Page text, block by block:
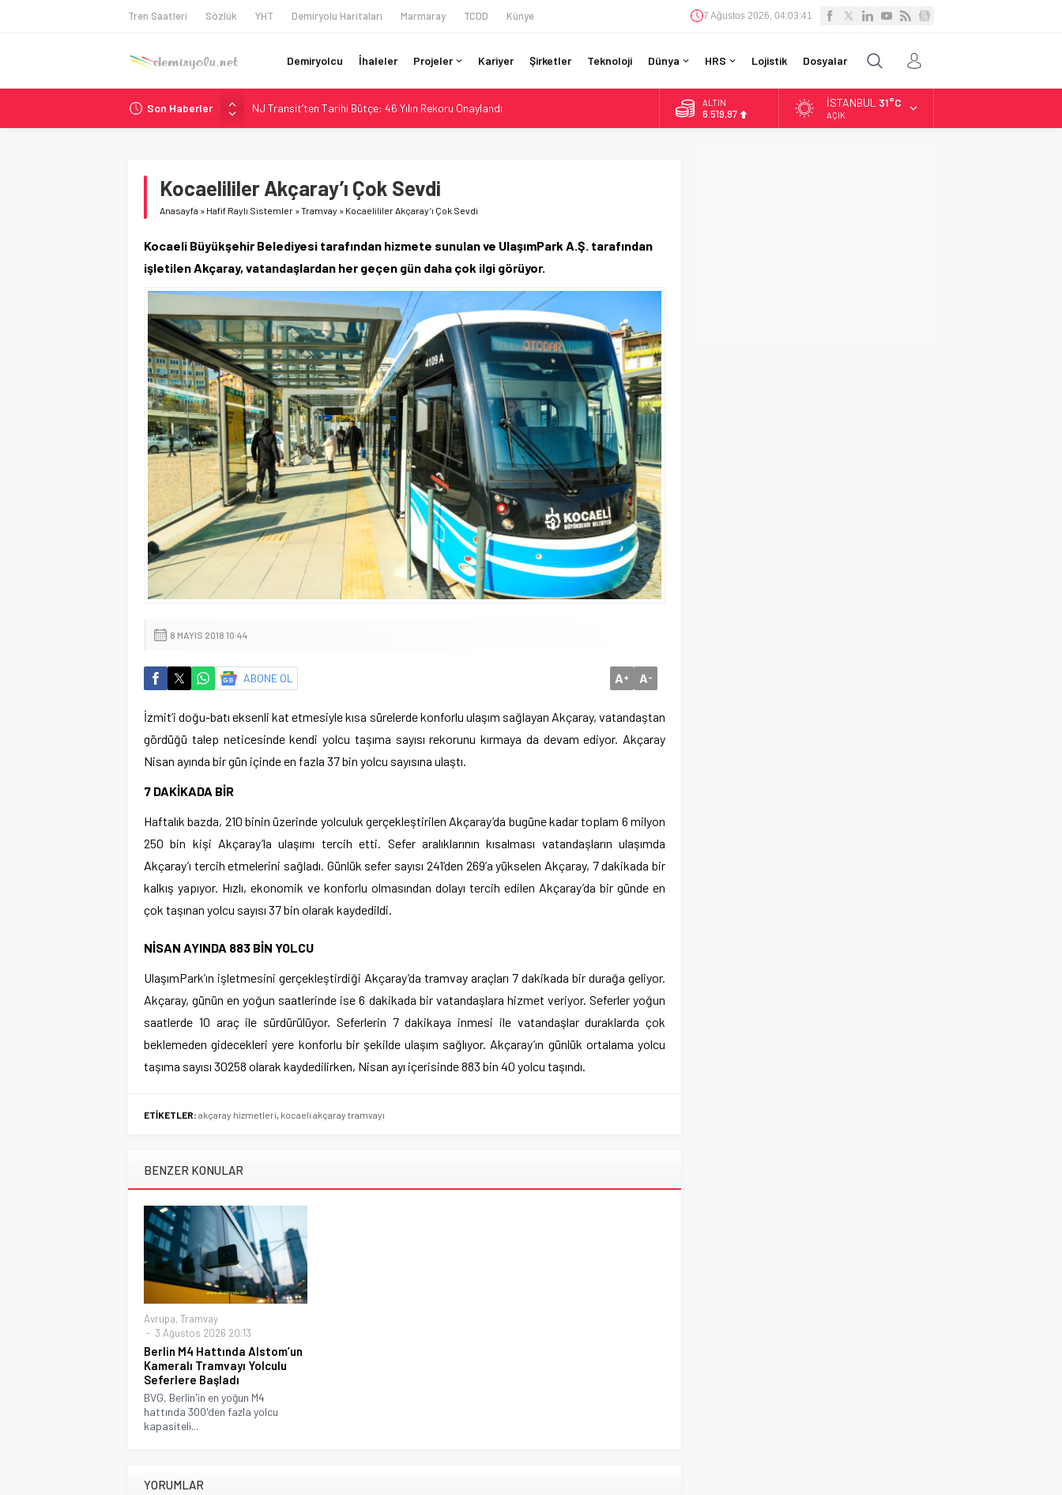
Tren Saatleri Sözlük YHT Demiryolu Haritaları Marmaray TCDD Künye 7 Ağustos 2026, 04:03:42
Demiryolcu İhaleler Projeler Kariyer Şirketler Teknoloji Dünya HRS Lojistik Dosyalar
Son Haberler
NJ Transit’ten Tarihi Bütçe: 46 Yılın Rekoru Onaylandı
Rocky Mountain, Güneş Enerjili Tesisten İlk Rayı Sevk Etti
Long Beach Limanı’na 58 Milyon Dolarlık Yeşil Yatırım Ödülü
Chicago’da Metra Polisi BVLOS Drone’larla Müdahale Süresini Kısalttı
ALTIN
6.519,97
İSTANBUL 31°C
AÇIK
Kocaelililer Akçaray’ı Çok Sevdi
Anasayfa » Hafif Raylı Sistemler »Tramvay » Kocaelililer Akçaray’ı Çok Sevdi
Kocaeli Büyükşehir Belediyesi tarafından hizmete sunulan ve UlaşımPark A.Ş. tarafından
işletilen Akçaray, vatandaşlardan her geçen gün daha çok ilgi görüyor.
8 MAYIS 2018 10:44
ABONE OL A+ A-
İzmit’i doğu-batı eksenli kat etmesiyle kısa sürelerde konforlu ulaşım sağlayan Akçaray, vatandaştan
gördüğü talep neticesinde kendi yolcu taşıma sayısı rekorunu kırmaya da devam ediyor. Akçaray
Nisan ayında bir gün içinde en fazla 37 bin yolcu sayısına ulaştı.
7 DAKİKADA BİR
Haftalık bazda, 210 binin üzerinde yolculuk gerçekleştirilen Akçaray’da bugüne kadar toplam 6 milyon
250 bin kişi Akçaray’la ulaşımı tercih etti. Sefer aralıklarının kısalması vatandaşların ulaşımda
Akçaray’ı tercih etmelerini sağladı. Günlük sefer sayısı 241’den 269’a yükselen Akçaray, 7 dakikada bir
kalkış yapıyor. Hızlı, ekonomik ve konforlu olmasından dolayı tercih edilen Akçaray’da bir günde en
çok taşınan yolcu sayısı 37 bin olarak kaydedildi.
NİSAN AYINDA 883 BİN YOLCU
UlaşımPark’ın işletmesini gerçekleştirdiği Akçaray’da tramvay araçları 7 dakikada bir durağa geliyor.
Akçaray, günün en yoğun saatlerinde ise 6 dakikada bir vatandaşlara hizmet veriyor. Seferler yoğun
saatlerde 10 araç ile sürdürülüyor. Seferlerin 7 dakikaya inmesi ile vatandaşlar duraklarda çok
beklemeden gidecekleri yere konforlu bir şekilde ulaşım sağlıyor. Akçaray’ın günlük ortalama yolcu
taşıma sayısı 30258 olarak kaydedilirken, Nisan ayı içerisinde 883 bin 40 yolcu taşındı.
ETİKETLER: akçaray hizmetleri, kocaeli akçaray tramvayı
BENZER KONULAR
Avrupa, Tramvay
3 Ağustos 2026 20:13
Berlin M4 Hattında Alstom’un
Kameralı Tramvayı Yolculu
Seferlere Başladı
BVG, Berlin'in en yoğun M4
hattında 300'den fazla yolcu
kapasiteli...
YORUMLAR